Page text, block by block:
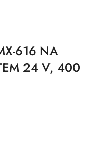
616 NA
24 V, 400